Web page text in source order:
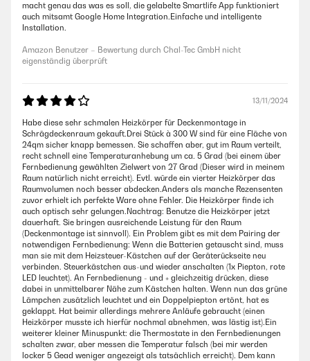
macht genau das was es soll, die gelabelte Smartlife App funktioniert
auch mitsamt Google Home Integration.Einfache und intelligente
Installation.
Amazon Benutzer – Bewertung durch Chal-Tec GmbH nicht
eigenständig überprüft
13/11/2024
Habe diese sehr schmalen Heizkörper für Deckenmontage in
Schrägdeckenraum gekauft.Drei Stück à 300 W sind für eine Fläche von
24qm sicher knapp bemessen. Sie schaffen aber, gut im Raum verteilt,
recht schnell eine Temperaturanhebung um ca. 5 Grad (bei einem über
Fernbedienung gewählten Zielwert von 27 Grad (Dieser wird in meinem
Raum natürlich nicht erreicht). Evtl. würde ein vierter Heizkörper das
Raumvolumen noch besser abdecken.Anders als manche Rezensenten
zuvor erhielt ich perfekte Ware ohne Fehler. Die Heizkörper finde ich
auch optisch sehr gelungen.Nachtrag: Benutze die Heizkörper jetzt
dauerhaft. Sie bringen ausreichende Leistung für den Raum
(Deckenmontage ist sinnvoll). Ein Problem gibt es mit dem Pairing der
notwendigen Fernbedienung: Wenn die Batterien getauscht sind, muss
man sie mit dem Heizsteuer-Kästchen auf der Geräterückseite neu
verbinden. Steuerkästchen aus-und wieder anschalten (1x Piepton, rote
LED leuchtet). An Fernbedienung - und + gleichzeitig drücken, diese
dabei in unmittelbarer Nähe zum Kästchen halten. Wenn nun das grüne
Lämpchen zusätzlich leuchtet und ein Doppelpiepton ertönt, hat es
geklappt. Hat beimir allerdings mehrere Anläufe gebraucht (einen
Heizkörper musste ich hierfür nochmal abnehmen, was lästig ist).Ein
weiterer kleiner Minuspunkt: die Thermostate in den Fernbedienungen
schalten zwar, aber messen die Temperatur falsch (bei mir werden
locker 5 Gead weniger angezeigt als tatsächlich erreicht). Dem kann